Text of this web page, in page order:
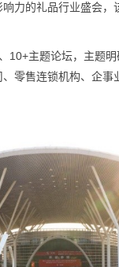
力的礼品行业盛会
10+主题论坛，主题
零售连锁机构、企